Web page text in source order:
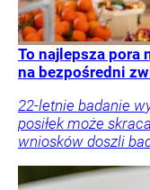
To najlepsza pora
na bezpośredni
22-letnie badanie
posiłek może
wniosków doszli